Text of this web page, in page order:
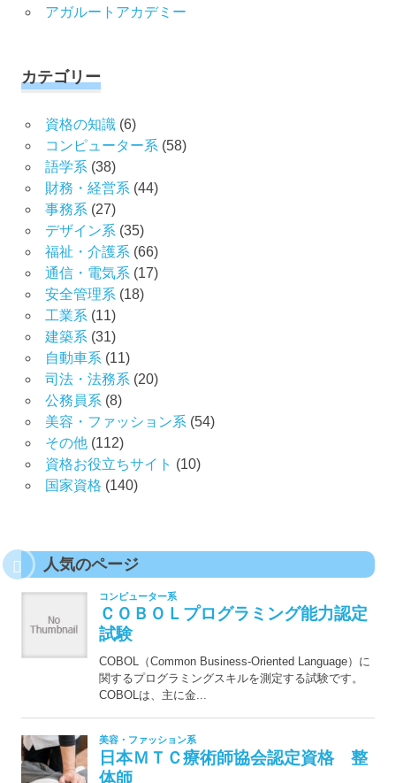
アガルートアカデミー
カテゴリー
資格の知識(6)
コンピューター系 (58)
語学系 (38)
財務・経営系 (44)
事務系 (27)
デザイン系 (35)
福祉・介護系 (66)
通信・電気系 (17)
安全管理系 (18)
工業系 (11)
建築系 (31)
自動車系 (11)
司法・法務系 (20)
公務員系 (8)
美容・ファッション系 (54)
その他(112)
資格お役立ちサイト (10)
国家資格 (140)
人気のページ